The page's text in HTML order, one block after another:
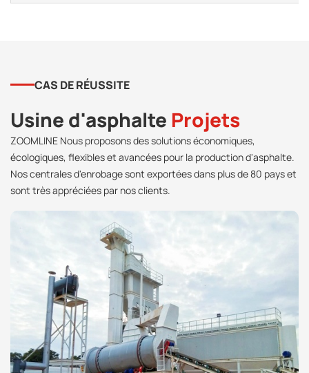
CAS DE RÉUSSITE
Usine d'asphalte Projets
ZOOMLINE Nous proposons des solutions économiques,
écologiques, flexibles et avancées pour la production d'asphalte.
Nos centrales d'enrobage sont exportées dans plus de 80 pays et
sont très appréciées par nos clients.